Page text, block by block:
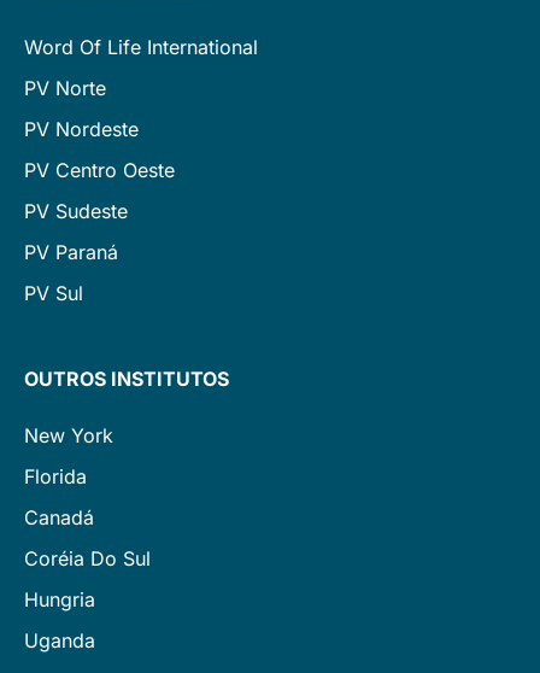
Word Of Life International
PV Norte
PV Nordeste
PV Centro Oeste
PV Sudeste
PV Paraná
PV Sul
OUTROS INSTITUTOS
New York
Florida
Canadá
Coréia Do Sul
Hungria
Uganda